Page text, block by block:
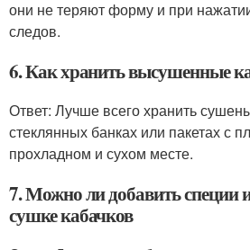
они не теряют форму и при
следов.
6. Как хранить высушенные
Ответ: Лучше всего хранить
стеклянных банках или пакетах с
прохладном и сухом месте.
7. Можно ли добавить специи
сушке кабачков